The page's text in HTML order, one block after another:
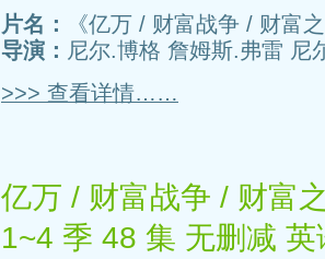
片名：
《亿万 / 财富战争 / 财富
导演： 尼尔.博格 詹姆斯.弗雷
>>> 查看详情……
亿万 / 财富战争 / 财富
1~4 季 48 集 无删减